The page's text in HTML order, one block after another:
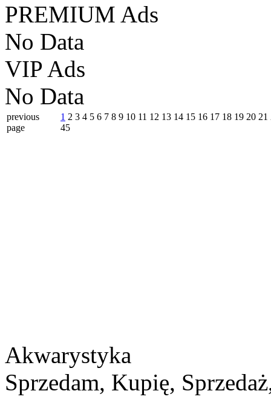
PREMIUM Ads
No Data
VIP Ads
No Data
previous
page
1 2 3 4 5 6 7 8 9 10 11 12 13 14 15 16 17 18 19 20 21
45
Akwarystyka
Sprzedam, Kupię,